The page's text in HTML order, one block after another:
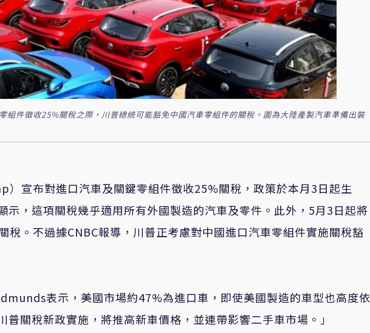
組件徵收25%關稅之際，川普總統可能豁免中國汽車零組件的關稅。圖為大陸產製汽車準備出裝
）宣布對進口汽車及關鍵零組件徵收25%關稅，政策於本月3日起生
示，這項關稅幾乎適用所有外國製造的汽車及零件。此外， 5月3日起將
稅。不過據CNBC報導，川普正考慮對中國進口汽車零組件實施關稅豁
表示，美國市場約47%為進口車，即使美國製造的車型也高度依
關稅新政實施，將推高新車價格，並連帶影響二手車市場。」